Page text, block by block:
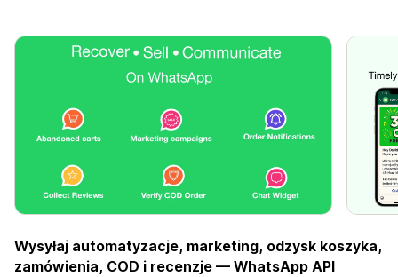
Wysyłaj automatyzacje, marketing, odzysk koszyka,
zamówienia, COD i recenzje — WhatsApp API